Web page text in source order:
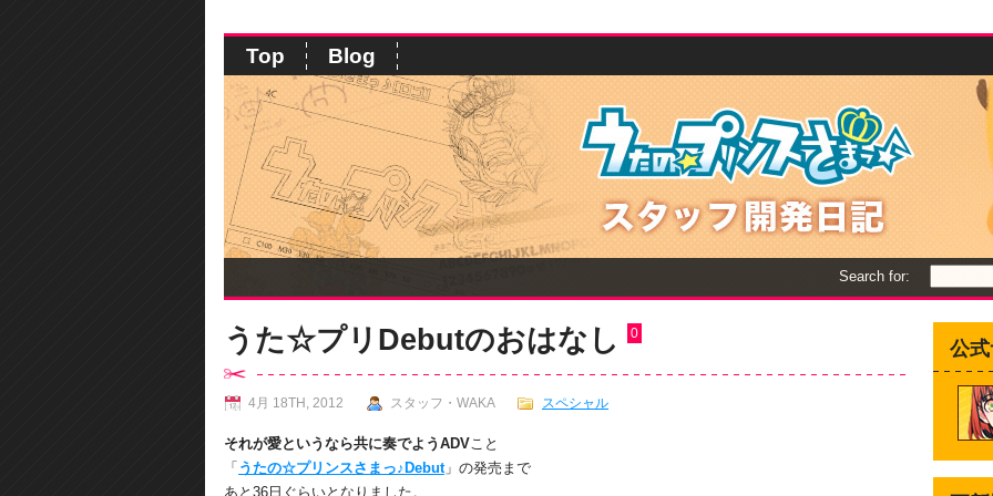
Top Blog
Search for:
うた☆プリDebutのおはなし 0
4月 18TH, 2012 スタッフ・WAKA スペシャル
それが愛というなら共に奏でようADVこと
「 うたの☆プリンスさまっ♪Debut」の発売まで
あと36日ぐらいとなりました。
公